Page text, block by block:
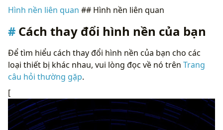
Hình nền liên quan ## Hình nền liên quan
Cách thay đổi hình nền của bạn
Để tìm hiểu cách thay đổi hình nền của bạn cho các
loại thiết bị khác nhau, vui lòng đọc về nó trên Trang
câu hỏi thường gặp.
[